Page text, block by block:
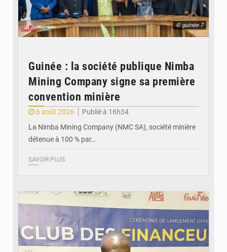
© guinée 7
Guinée : la société publique Nimba
Mining Company signe sa première
convention minière
6 août 2026
Publié à 16h34
La Nimba Mining Company (NMC SA), société minière
détenue à 100 % par…
SAVOIR PLUS